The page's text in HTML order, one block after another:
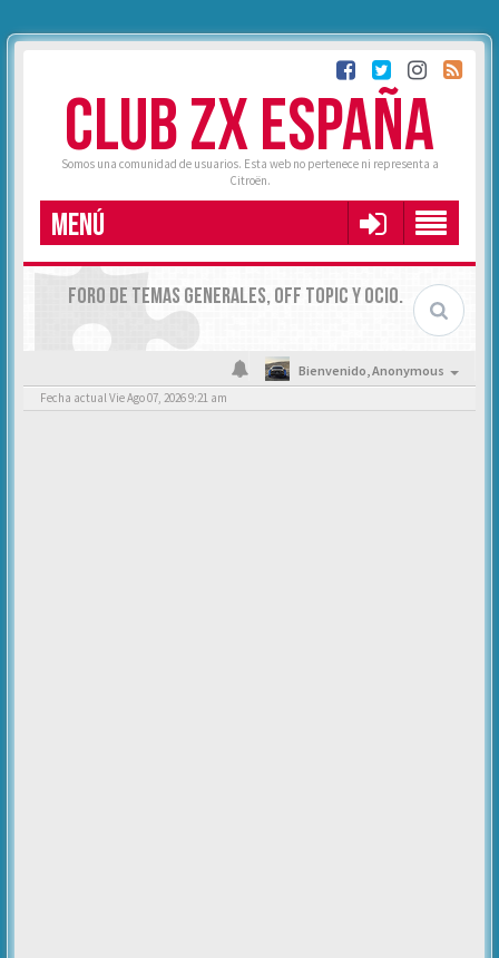
CLUB ZX ESPAÑA
Somos una comunidad de usuarios. Esta web no pertenece ni representa a
Citroën.
MENÚ
FORO DE TEMAS GENERALES, OFF TOPIC Y OCIO.
Bienvenido,Anonymous
Fecha actual Vie Ago 07, 2026 9:21 am